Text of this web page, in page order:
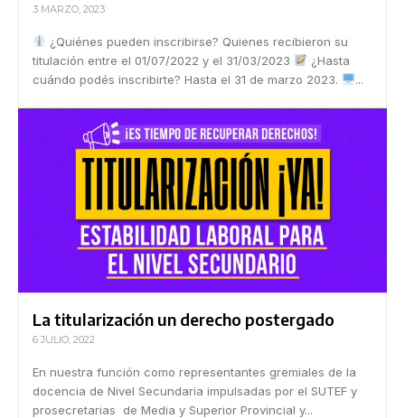
3 MARZO, 2023
¿Quiénes pueden inscribirse? Quienes recibieron su
titulación entre el 01/07/2022 y el 31/03/2023
¿Hasta
cuándo podés inscribirte? Hasta el 31 de marzo 2023.
...
La titularización un derecho postergado
6 JULIO, 2022
En nuestra función como representantes gremiales de la
docencia de Nivel Secundaria impulsadas por el SUTEF y
prosecretarias de Media y Superior Provincial y...